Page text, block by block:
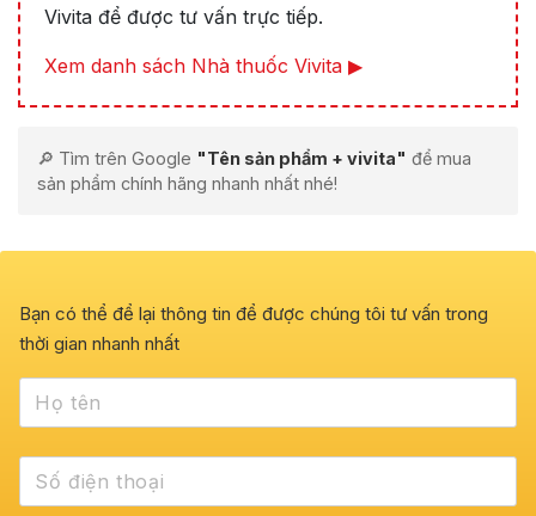
Vivita để được tư vấn trực tiếp.
Xem danh sách Nhà thuốc Vivita ▶
🔎 Tìm trên Google "Tên sản phẩm + vivita" để mua
sản phẩm chính hãng nhanh nhất nhé!
Bạn có thể để lại thông tin để được chúng tôi tư vấn trong
thời gian nhanh nhất